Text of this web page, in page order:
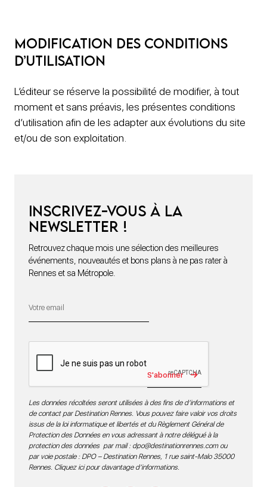
Modification des conditions
d’utilisation
L’éditeur se réserve la possibilité de modifier, à tout
moment et sans préavis, les présentes conditions
d’utilisation afin de les adapter aux évolutions du site
et/ou de son exploitation.
Inscrivez-vous à la
newsletter !
Retrouvez chaque mois une sélection des meilleures
événements, nouveautés et bons plans à ne pas rater à
Rennes et sa Métropole.
S'abonner
Les données récoltées seront utilisées à des fins de d’informations et
de contact par Destination Rennes. Vous pouvez faire valoir vos droits
issus de la loi informatique et libertés et du Règlement Général de
Protection des Données en vous adressant à notre délégué à la
protection des données par mail : dpo@destinationrennes.comou
par voie postale : DPO – Destination Rennes, 1 rue saint-Malo 35000
Rennes. Cliquez ici pour davantage d’informations.